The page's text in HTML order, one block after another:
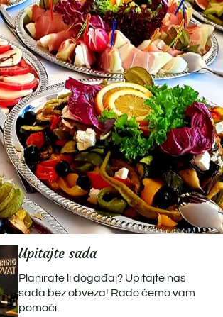
Upitajte sada
Planirate li događaj? Upitajte nas
sada bez obveza! Rado ćemo vam
pomoći.